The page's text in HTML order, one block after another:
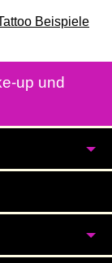
Beispiele
up und